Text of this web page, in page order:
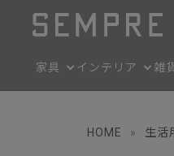
家具 インテリア 雑
HOME » 生活